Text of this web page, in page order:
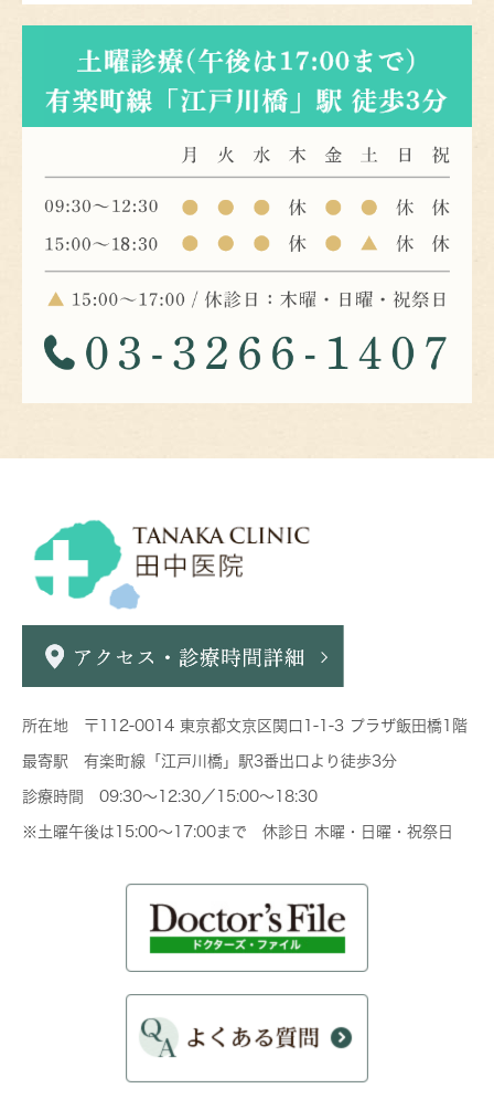
所在地 〒112-0014 東京都文京区関口1-1-3 プラザ飯田橋1階
最寄駅 有楽町線「江戸川橋」駅3番出口より徒歩3分
診療時間 09:30～12:30／15:00～18:30
※土曜午後は15:00～17:00まで 休診日 木曜・日曜・祝祭日